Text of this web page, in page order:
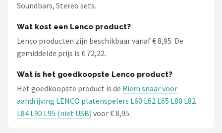
Soundbars, Stereo sets.
Wat kost een Lenco product?
Lenco producten zijn beschikbaar vanaf € 8,95. De
gemiddelde prijs is € 72,22.
Wat is het goedkoopste Lenco product?
Het goedkoopste product is de Riem snaar voor
aandrijving LENCO platenspelers L60 L62 L65 L80 L82
L84 L90 L95 (niet USB) voor € 8,95.